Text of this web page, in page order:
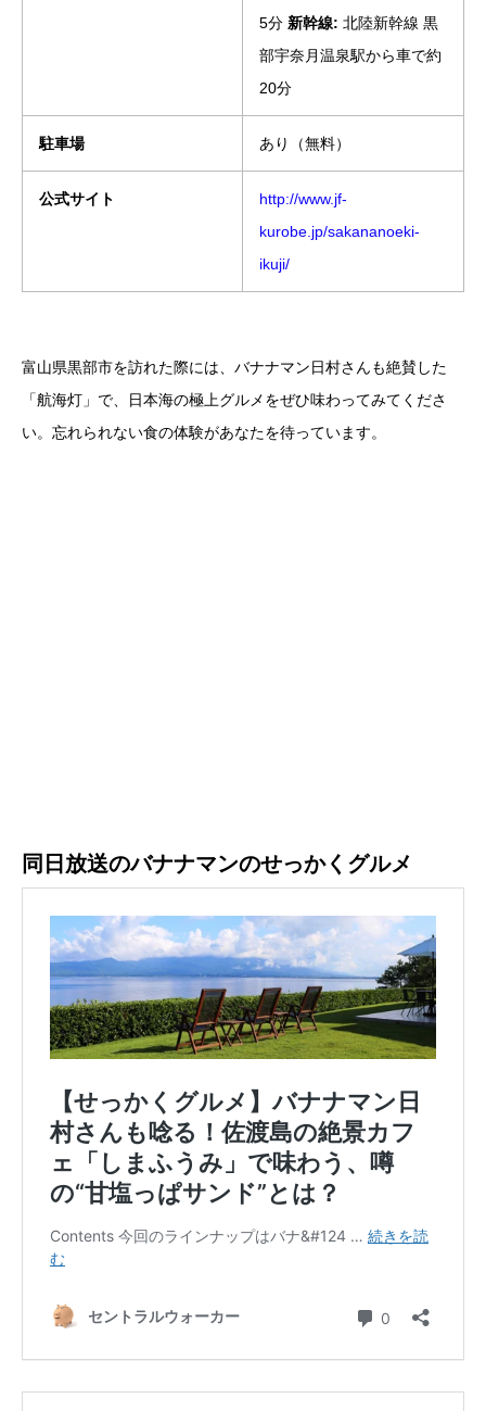
5分 新幹線: 北陸新幹線 黒
部宇奈月温泉駅から車で約
20分
駐車場 あり（無料）
公式サイト
http://www.jf-
kurobe.jp/sakananoeki-
ikuji/
富山県黒部市を訪れた際には、バナナマン日村さんも絶賛した
「航海灯」で、日本海の極上グルメをぜひ味わってみてくださ
い。忘れられない食の体験があなたを待っています。
同日放送のバナナマンのせっかくグルメ